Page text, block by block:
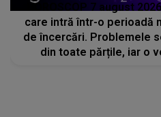
HOROSCOP 7 august
care intră într-o perioadă
de încercări. Problemele
din toate părțile, iar o